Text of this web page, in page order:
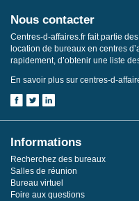
Nous contacter
Centres-d-affaires.fr fait partie
location de bureaux en centres
rapidement, d’obtenir une liste
En savoir plus sur centres-d-
Informations
Recherchez des bureaux
Salles de réunion
Bureau virtuel
Foire aux questions